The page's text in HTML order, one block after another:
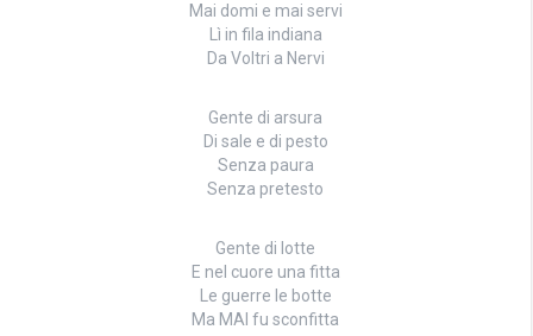
Mai domi e mai servi
Lì in fila indiana
Da Voltri a Nervi
Gente di arsura
Di sale e di pesto
Senza paura
Senza pretesto
Gente di lotte
E nel cuore una fitta
Le guerre le botte
Ma MAI fu sconfitta